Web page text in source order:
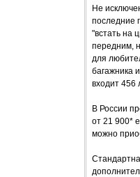
Не
последние
"встать на
передним,
для
багажника
входит 456
В России
от 21 900*
можно